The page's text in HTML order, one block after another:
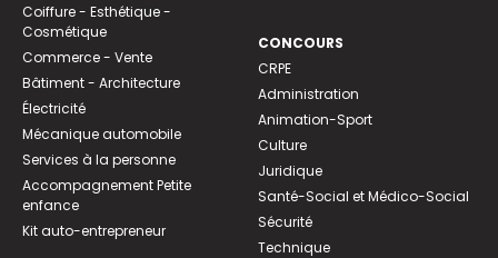
Coiffure - Esthétique -
Cosmétique
Commerce - Vente
Bâtiment - Architecture
Électricité
Mécanique automobile
Services à la personne
Accompagnement Petite
enfance
Kit auto-entrepreneur
CONCOURS
CRPE
Administration
Animation-Sport
Culture
Juridique
Santé-Social et Médico-Social
Sécurité
Technique